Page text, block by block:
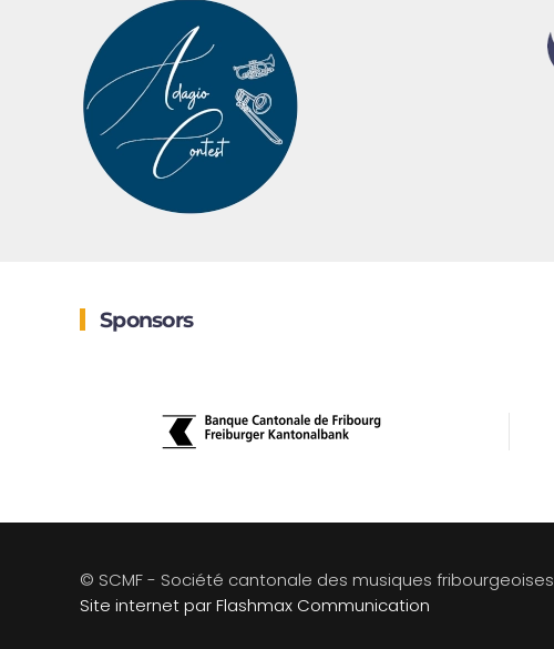
Sponsors
© SCMF - Société cantonale des musiques fribourgeoises
Site internet par Flashmax Communication